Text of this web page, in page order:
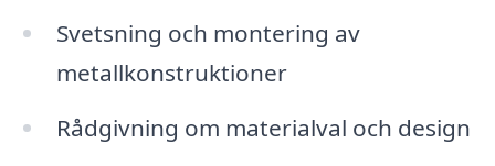
Svetsning och montering av
metallkonstruktioner
Rådgivning om materialval och design